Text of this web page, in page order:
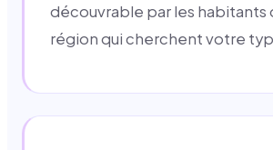
découvrable par les habitants
région qui cherchent votre